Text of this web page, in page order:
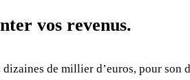
vos revenus.
de millier d’euros, pour